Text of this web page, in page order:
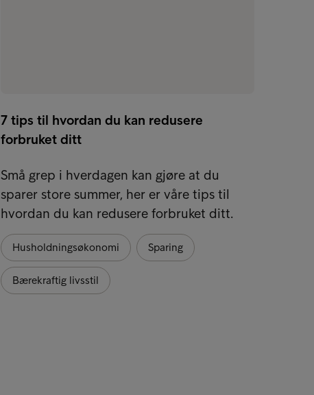
7 tips til hvordan du kan redusere
forbruket ditt
Små grep i hverdagen kan gjøre at du
sparer store summer, her er våre tips til
hvordan du kan redusere forbruket ditt.
Husholdningsøkonomi Sparing
Bærekraftig livsstil